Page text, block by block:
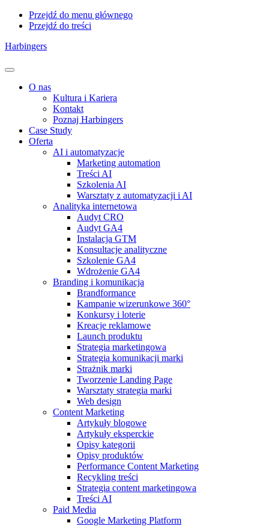
Przejdź do menu głównego
Przejdź do treści
Harbingers
Menu
O nas
Kultura i Kariera
Kontakt
Poznaj Harbingers
Case Study
Oferta
AI i automatyzacje
Marketing automation
Treści AI
Szkolenia AI
Warsztaty z automatyzacji i AI
Analityka internetowa
Audyt CRO
Audyt GA4
Instalacja GTM
Konsultacje analityczne
Szkolenie GA4
Wdrożenie GA4
Branding i komunikacja
Brandformance
Kampanie wizerunkowe 360°
Konkursy i loterie
Kreacje reklamowe
Launch produktu
Strategia marketingowa
Strategia komunikacji marki
Strażnik marki
Tworzenie Landing Page
Warsztaty strategia marki
Web design
Content Marketing
Artykuły blogowe
Artykuły eksperckie
Opisy kategorii
Opisy produktów
Performance Content Marketing
Recykling treści
Strategia content marketingowa
Treści AI
Paid Media
Google Marketing Platform